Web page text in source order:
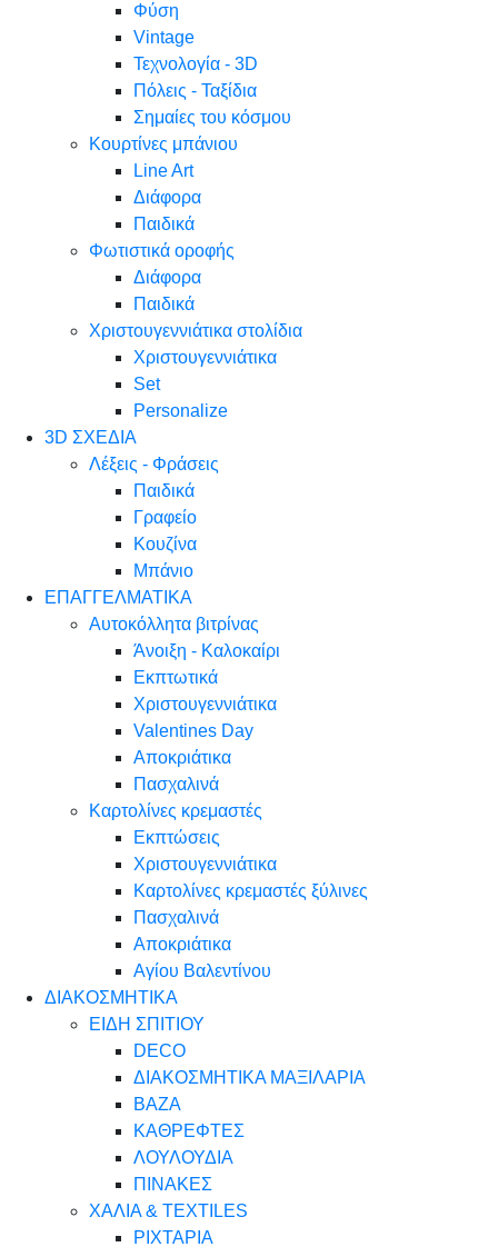
Φύση
Vintage
Τεχνολογία - 3D
Πόλεις - Ταξίδια
Σημαίες του κόσμου
Κουρτίνες μπάνιου
Line Art
Διάφορα
Παιδικά
Φωτιστικά οροφής
Διάφορα
Παιδικά
Χριστουγεννιάτικα στολίδια
Χριστουγεννιάτικα
Set
Personalize
3D ΣΧΕΔΙΑ
Λέξεις - Φράσεις
Παιδικά
Γραφείο
Κουζίνα
Μπάνιο
ΕΠΑΓΓΕΛΜΑΤΙΚΑ
Αυτοκόλλητα βιτρίνας
Άνοιξη - Καλοκαίρι
Εκπτωτικά
Χριστουγεννιάτικα
Valentines Day
Αποκριάτικα
Πασχαλινά
Καρτολίνες κρεμαστές
Εκπτώσεις
Χριστουγεννιάτικα
Καρτολίνες κρεμαστές ξύλινες
Πασχαλινά
Αποκριάτικα
Αγίου Βαλεντίνου
ΔΙΑΚΟΣΜΗΤΙΚΑ
ΕΙΔΗ ΣΠΙΤΙΟΥ
DECO
ΔΙΑΚΟΣΜΗΤΙΚΑ ΜΑΞΙΛΑΡΙΑ
ΒΑΖΑ
ΚΑΘΡΕΦΤΕΣ
ΛΟΥΛΟΥΔΙΑ
ΠΙΝΑΚΕΣ
ΧΑΛΙΑ & TEXTILES
ΡΙΧΤΑΡΙΑ